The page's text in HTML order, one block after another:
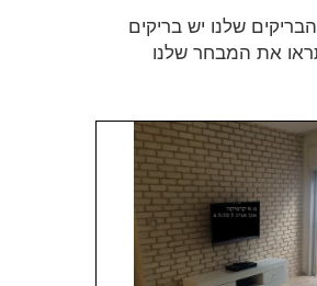
שלנו יש בריקים
את המבחר שלנו